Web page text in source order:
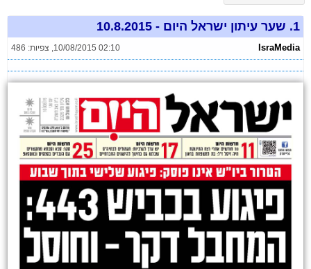
1. שער עיתון ישראל היום - 10.8.2015
IsraMedia
10/08/2015 02:10
, צפיות: 486